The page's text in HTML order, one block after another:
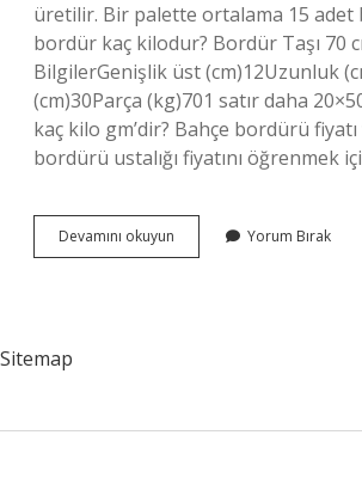
üretilir. Bir palette ortalama 15 adet
bordür kaç kilodur? Bordür Taşı 70
BilgilerGenişlik üst (cm)12Uzunluk
(cm)30Parça (kg)701 satır daha
kaç kilo gm’dir? Bahçe bordürü
bordürü ustalığı fiyatını öğrenmek
Devamını okuyun
Taşı
Yorum Bırak
Sitemap